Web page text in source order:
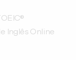
Inglês Online